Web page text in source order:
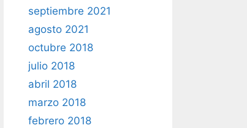
septiembre 2021
agosto 2021
octubre 2018
julio 2018
abril 2018
marzo 2018
febrero 2018